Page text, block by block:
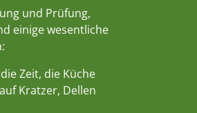
und Prüfung,
einige wesentliche
Zeit, die Küche
Kratzer, Dellen